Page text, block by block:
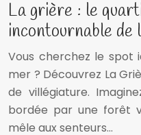
La grière : le
incontournable
Vous cherchez le spot
mer ? Découvrez La
de villégiature.
bordée par une forêt
mêle aux senteurs…